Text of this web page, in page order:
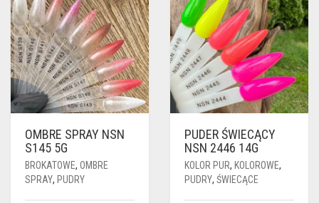
OMBRE SPRAY NSN
S145 5G
BROKATOWE, OMBRE
SPRAY, PUDRY
PUDER ŚWIECĄCY
NSN 2446 14G
KOLOR PUR, KOLOROWE,
PUDRY, ŚWIECĄCE